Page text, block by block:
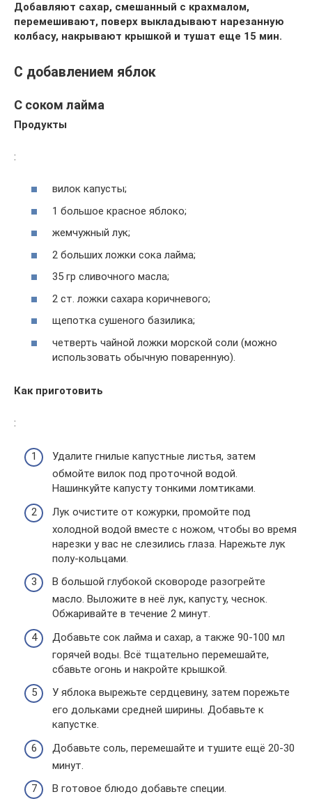
Добавляют сахар, смешанный с крахмалом,
перемешивают, поверх выкладывают нарезанную
колбасу, накрывают крышкой и тушат еще 15 мин.
С добавлением яблок
С соком лайма
Продукты
:
вилок капусты;
1 большое красное яблоко;
жемчужный лук;
2 больших ложки сока лайма;
35 гр сливочного масла;
2 ст. ложки сахара коричневого;
щепотка сушеного базилика;
четверть чайной ложки морской соли (можно
использовать обычную поваренную).
Как приготовить
:
Удалите гнилые капустные листья, затем
обмойте вилок под проточной водой.
Нашинкуйте капусту тонкими ломтиками.
Лук очистите от кожурки, промойте под
холодной водой вместе с ножом, чтобы во время
нарезки у вас не слезились глаза. Нарежьте лук
полу-кольцами.
В большой глубокой сковороде разогрейте
масло. Выложите в неё лук, капусту, чеснок.
Обжаривайте в течение 2 минут.
Добавьте сок лайма и сахар, а также 90-100 мл
горячей воды. Всё тщательно перемешайте,
сбавьте огонь и накройте крышкой.
У яблока вырежьте сердцевину, затем порежьте
его дольками средней ширины. Добавьте к
капустке.
Добавьте соль, перемешайте и тушите ещё 20-30
минут.
В готовое блюдо добавьте специи.